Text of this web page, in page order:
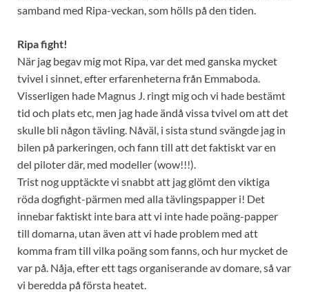
samband med Ripa-veckan, som hölls på den tiden.
Ripa fight!
När jag begav mig mot Ripa, var det med ganska mycket
tvivel i sinnet, efter erfarenheterna från Emmaboda.
Visserligen hade Magnus J. ringt mig och vi hade bestämt
tid och plats etc, men jag hade ändå vissa tvivel om att det
skulle bli någon tävling. Nåväl, i sista stund svängde jag in
bilen på parkeringen, och fann till att det faktiskt var en
del piloter där, med modeller (wow!!!).
Trist nog upptäckte vi snabbt att jag glömt den viktiga
röda dogfight-pärmen med alla tävlingspapper i! Det
innebar faktiskt inte bara att vi inte hade poäng-papper
till domarna, utan även att vi hade problem med att
komma fram till vilka poäng som fanns, och hur mycket de
var på. Nåja, efter ett tags organiserande av domare, så var
vi beredda på första heatet.